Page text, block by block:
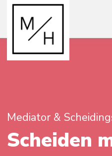
Mediator &
Scheiden